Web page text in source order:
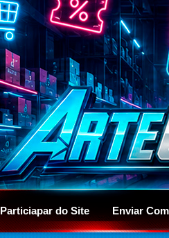
Particiapar do Site Enviar